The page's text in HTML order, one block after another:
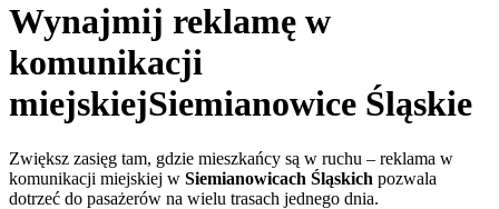
Wynajmij reklamę w
komunikacji
miejskiejSiemianowice Śląskie
Zwiększ zasięg tam, gdzie mieszkańcy są w ruchu – reklama w
komunikacji miejskiej w Siemianowicach Śląskich pozwala
dotrzeć do pasażerów na wielu trasach jednego dnia.